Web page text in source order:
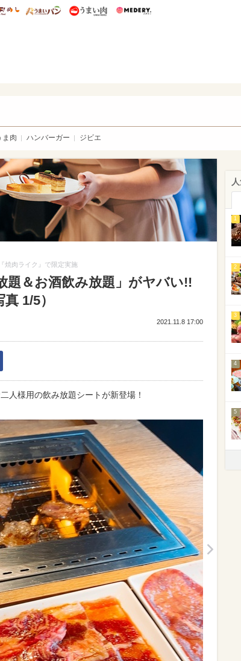
ィズニー特集
うまいめし うまいパン うまい肉
ま肉 ハンバーガー ジビエ
焼肉ライク』で限定実施
題＆お酒飲み放題」がヤバい!!
1/5）
2021.11.8 17:00
人様用の飲み放題シートが新登場！
1
2
3
4
5